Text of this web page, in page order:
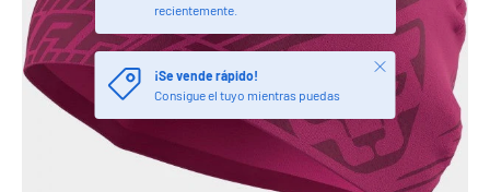
recientemente.
¡Se vende rápido!
Consigue el tuyo mientras puedas
Cerrar